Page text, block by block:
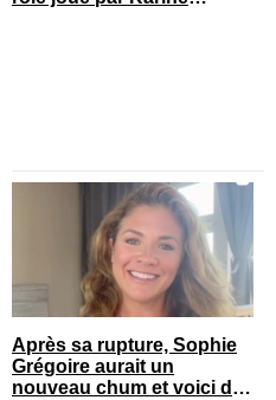
Après sa rupture, Sophie
Grégoire aurait un
nouveau chum et voici de